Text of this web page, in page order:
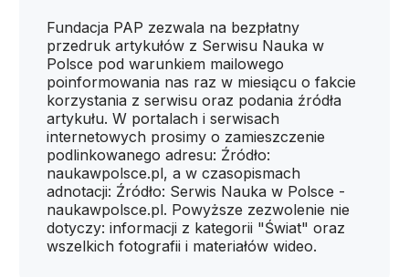
Fundacja PAP zezwala na bezpłatny
przedruk artykułów z Serwisu Nauka w
Polsce pod warunkiem mailowego
poinformowania nas raz w miesiącu o fakcie
korzystania z serwisu oraz podania źródła
artykułu. W portalach i serwisach
internetowych prosimy o zamieszczenie
podlinkowanego adresu: Źródło:
naukawpolsce.pl, a w czasopismach
adnotacji: Źródło: Serwis Nauka w Polsce -
naukawpolsce.pl. Powyższe zezwolenie nie
dotyczy: informacji z kategorii "Świat" oraz
wszelkich fotografii i materiałów wideo.